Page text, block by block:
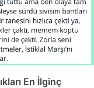
En İlginç